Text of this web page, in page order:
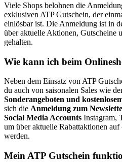
Viele Shops belohnen die
exklusiven ATP Gutschein, der
einlösbar ist. Die Anmeldung ist in
über aktuelle Aktionen, Gutscheine
gehalten.
Wie kann ich beim
Neben dem Einsatz von ATP
du auch von saisonalen Sales wie
Sonderangeboten und
sich die Anmeldung zum
Social Media Accounts Instagram,
um über aktuelle Rabattaktionen
werden.
Mein ATP Gutschein